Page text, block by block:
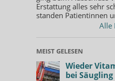
Erstattung alles sehr
standen Patientinnen
Alle
MEIST GELESEN
Wieder
bei Säugling